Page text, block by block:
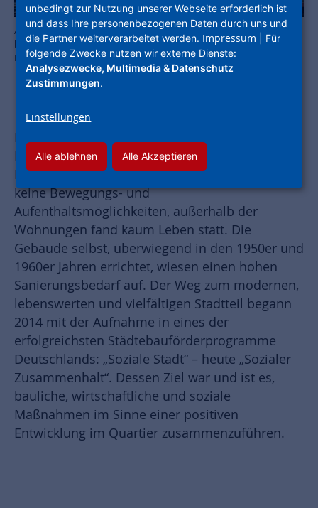
Auf der Mainhöhe in Kelsterbach baut die NHW eine Kita und 237
bezahlbare Wohnungen – 77 davon gefördert. Foto: NHW / Stefan
Krutsch
Niederhölle“ hieß, hatte lange Zeit mit seinem
Ruf zu kämpfen. Treffpunkte fehlten, es gab
keine Bewegungs- und
Aufenthaltsmöglichkeiten, außerhalb der
Wohnungen fand kaum Leben statt. Die
Gebäude selbst, überwiegend in den 1950er und
1960er Jahren errichtet, wiesen einen hohen
Sanierungsbedarf auf. Der Weg zum modernen,
lebenswerten und vielfältigen Stadtteil begann
2014 mit der Aufnahme in eines der
erfolgreichsten Städtebauförderprogramme
Deutschlands: „Soziale Stadt“ – heute „Sozialer
Zusammenhalt“. Dessen Ziel war und ist es,
bauliche, wirtschaftliche und soziale
Maßnahmen im Sinne einer positiven
Entwicklung im Quartier zusammenzuführen.
unbedingt zur Nutzung unserer Webseite erforderlich ist
und dass Ihre personenbezogenen Daten durch uns und
die Partner weiterverarbeitet werden. Impressum | Für
folgende Zwecke nutzen wir externe Dienste:
Analysezwecke, Multimedia & Datenschutz
Zustimmungen.
Einstellungen
Alle ablehnen Alle Akzeptieren